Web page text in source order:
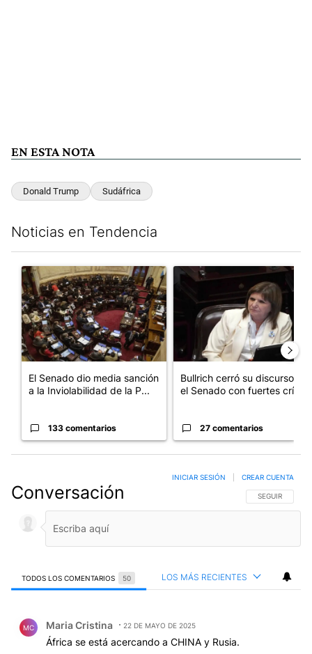
EN ESTA NOTA
Donald Trump Sudáfrica
Noticias en Tendencia
Un artículo de tendencia con el título "El Senado dio media
El Senado dio media sanción
a la Inviolabilidad de la P...
133 comentarios
Un artículo de tendencia
Bullrich cerró su discurso en
el Senado con fuertes crí...
27 comentarios
Conversación SIGA ESTA
SEGUIR
INICIAR SESIÓN CREAR CUENTA
TODOS LOS COMENTARIOS 50 LOS MÁS RECIENTES
MC Maria Cristina 22 DE MAYO DE 2025
África se está acercando a CHINA y Rusia.